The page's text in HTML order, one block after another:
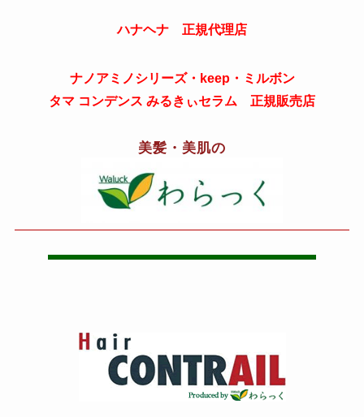
ハナヘナ 正規代理店
ナノアミノシリーズ・keep・ミルボン
タマ コンデンス みるきぃセラム 正規販売店
美髪・美肌の